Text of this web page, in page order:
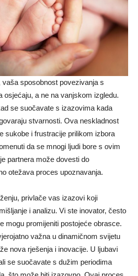
sposobnost povezivanja s
osjećaju, a ne na vanjskom izgledu.
se suočavate s izazovima kada
stvarnosti. Ova neskladnost
sukobe i frustracije prilikom izbora
da se mnogi ljudi bore s ovim
partnera može dovesti do
otežava proces upoznavanja.
privlače vas izazovi koji
i analizu. Vi ste inovator, često
mogu promijeniti postojeće obrasce.
važna u dinamičnom svijetu
nova rješenja i inovacije. U ljubavi
se suočavate s dužim periodima